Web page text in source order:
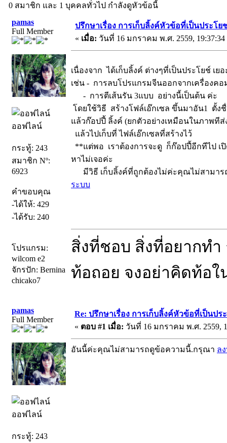
0 สมาชิก และ 1 บุคคลทั่วไป กำลังดูหัวข้อนี้
pamas
Full Member
ออฟไลน์
กระทู้: 243
สมาชิก Nº:
6923
คำขอบคุณ
-ได้ให้: 429
-ได้รับ: 240
โปรแกรม:
wilcom e2
จักรปัก: Bernina
chicako7
ปรึกษาเรื่อง การเก็บลิ้งค์หัวข้อที่เป็นประโ
« เมื่อ: วันที่ 16 มกราคม พ.ศ. 2559, 19:37:34
เนื่องจาก ได้เก็บลิ้งค์ ต่างๆที่เป็นประโยช์ เย
เช่น - การลบโปรแกรมจีนออกจากเครื่องค
- การตีเส้นรัน 3แบบ อย่างนี้เป็นต้น ค่ะ
โดยใช้วิธี สร้างโฟล์เอ๊กเซล ขึ้นมาอัน1 ตั้ง
แล้วก๊อปปี้ ลิ้งค์ (ยกตัวอย่างเหมือนในภาพที
แล้วไปเก็บที่ ไฟล์เอ๊กเซลที่สร้างไว้
**แต่พอ เราต้องการจะดู ก็ก๊อปปี้อีกทีไป เปิ
หาไม่เจอค่ะ
มีวิธี เก็บลิ้งค์ที่ถูกต้องไม่ค่ะคุณไม่สามา
ระบบ
สิ่งที่ชอบ สิ่งที่อยากทำ
ท้อถอย จงอย่าคิดท้อใ
pamas
Full Member
ออฟไลน์
กระทู้: 243
Re: ปรึกษาเรื่อง การเก็บลิ้งค์หัวข้อที่เป็นป
« ตอบ #1 เมื่อ: วันที่ 16 มกราคม พ.ศ. 2559,
อันนี้ค่ะคุณไม่สามารถดูข้อความนี้.กรุณา ล